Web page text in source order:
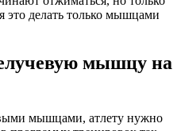
это делать только мышцами
мышцу на
мышцами, атлету нужно